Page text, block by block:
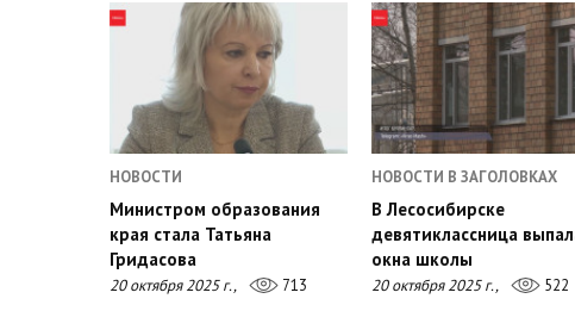
НОВОСТИ
Министром образования
края стала Татьяна
Гридасова
20 октября 2025 г., 713
НОВОСТИ В ЗАГОЛОВКАХ
В Лесосибирске
девятиклассница
окна школы
20 октября 2025 г., 522